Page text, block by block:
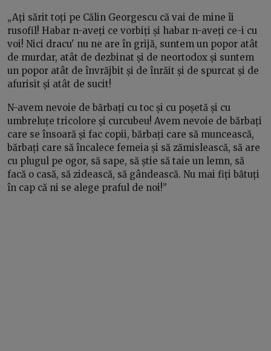
„Ați sărit toți pe Călin Georgescu că vai de mine îi
rusofil! Habar n-aveți ce vorbiți și habar n-aveți ce-i cu
voi! Nici dracu' nu ne are în grijă, suntem un popor atât
de murdar, atât de dezbinat și de neortodox și suntem
un popor atât de învrăjbit și de înrăit și de spurcat și de
afurisit și atât de sucit!
N-avem nevoie de bărbați cu toc și cu poșetă și cu
umbreluțe tricolore și curcubeu! Avem nevoie de bărbați
care se însoară și fac copii, bărbați care să muncească,
bărbați care să încalece femeia și să zămislească, să are
cu plugul pe ogor, să sape, să știe să taie un lemn, să
facă o casă, să zidească, să gândească. Nu mai fiți bătuți
în cap că ni se alege praful de noi!”